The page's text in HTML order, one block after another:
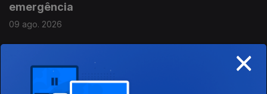
emergência
09 ago. 2026
04h Carneiro acusa Luís Montenegro de
mentir sobre as férias
×